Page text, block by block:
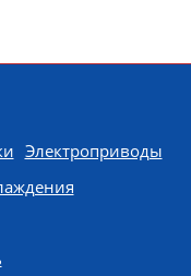
Электроприводы